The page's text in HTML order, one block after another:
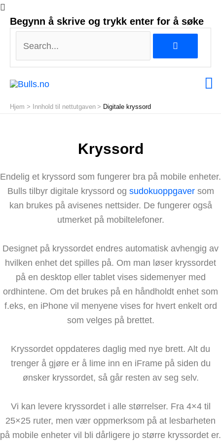
Begynn å skrive og trykk enter for å søke
Hjem Innhold til nettutgaven Digitale kryssord
Kryssord
Endelig et kryssord som fungerer bra på mobile enheter.
Bulls tilbyr digitale kryssord og sudokuoppgaversom
kan brukes på avisenes nettsider. De fungerer også
utmerket på mobiltelefoner.
Designet på kryssordet endres automatisk avhengig av
hvilken enhet det spilles på. Om man løser kryssordet
på en desktop eller tablet vises sidemenyer med
ordhintene. Om det brukes på en håndholdt enhet som
f.eks, en iPhone vil menyene vises for hvert enkelt ord
som velges på brettet.
Kryssordet oppdateres daglig med nye brett. Alt du
trenger å gjøre er å lime inn en iFrame på siden du
ønsker kryssordet, så går resten av seg selv.
Vi kan levere kryssordet i alle størrelser. Fra 4×4 til
25×25 ruter, men vær oppmerksom på at lesbarheten
på mobile enheter vil bli dårligere jo større kryssordet er.